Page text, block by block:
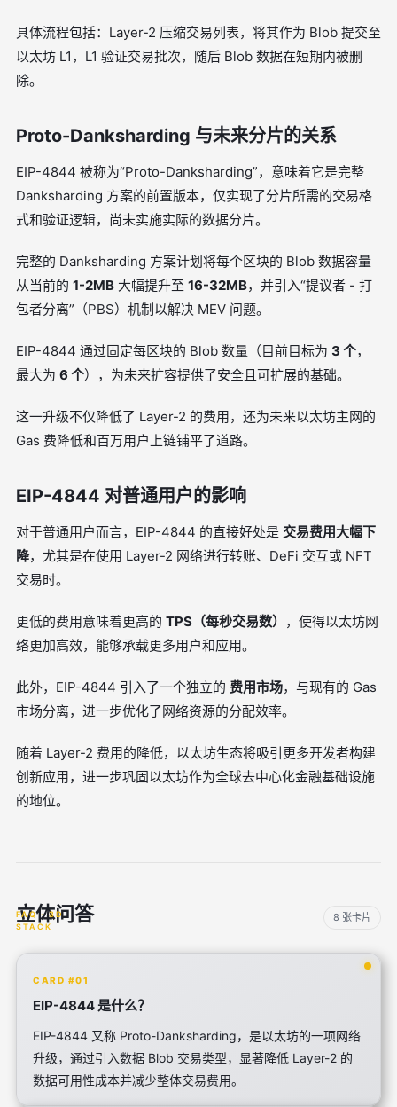
具体流程包括：Layer-2 压缩交易列表，将其作为 Blob 提交至
以太坊 L1，L1 验证交易批次，随后 Blob 数据在短期内被删
除。
Proto-Danksharding 与未来分片的关系
EIP-4844 被称为“Proto-Danksharding”，意味着它是完整
Danksharding 方案的前置版本，仅实现了分片所需的交易格
式和验证逻辑，尚未实施实际的数据分片。
完整的 Danksharding 方案计划将每个区块的 Blob 数据容量
从当前的 1-2MB 大幅提升至 16-32MB，并引入“提议者 - 打
包者分离”（PBS）机制以解决 MEV 问题。
EIP-4844 通过固定每区块的 Blob 数量（目前目标为 3 个，
最大为 6 个），为未来扩容提供了安全且可扩展的基础。
这一升级不仅降低了 Layer-2 的费用，还为未来以太坊主网的
Gas 费降低和百万用户上链铺平了道路。
EIP-4844 对普通用户的影响
对于普通用户而言，EIP-4844 的直接好处是 交易费用大幅下
降，尤其是在使用 Layer-2 网络进行转账、DeFi 交互或 NFT
交易时。
更低的费用意味着更高的 TPS（每秒交易数） ，使得以太坊网
络更加高效，能够承载更多用户和应用。
此外，EIP-4844 引入了一个独立的 费用市场，与现有的 Gas
市场分离，进一步优化了网络资源的分配效率。
随着 Layer-2 费用的降低，以太坊生态将吸引更多开发者构建
创新应用，进一步巩固以太坊作为全球去中心化金融基础设施
的地位。
立体问答 8 张卡片
CARD #01
EIP-4844 是什么？
EIP-4844 又称 Proto-Danksharding，是以太坊的一项网络
升级，通过引入数据 Blob 交易类型，显著降低 Layer-2 的
数据可用性成本并减少整体交易费用。